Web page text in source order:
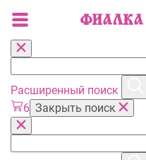
Расширенный поиск
6 Закрыть поиск